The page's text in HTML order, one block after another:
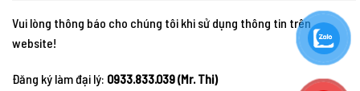
Vui lòng thông báo cho chúng tôi khi sử dụng thông tin trên
website!
Đăng ký làm đại lý: 0933.833.039 (Mr. Thi)